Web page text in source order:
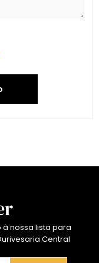
nossa lista para
Central